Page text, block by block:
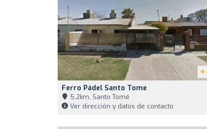
Ferro Pádel Santo Tome
5,2km, Santo Tomé
Ver dirección y datos de contacto